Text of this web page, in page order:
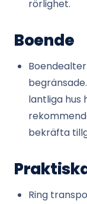
rörlighet.
Boende
lantliga hus
bekräfta
Ring